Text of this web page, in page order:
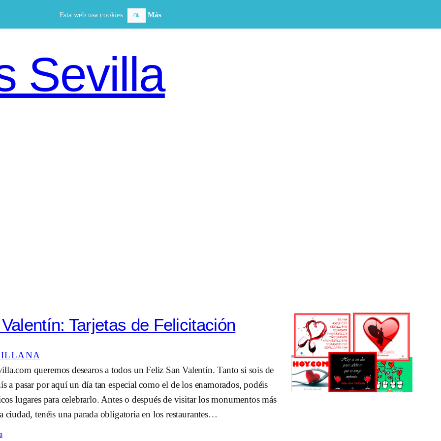
Sevilla
Tarjetas de Felicitación
queremos desearos a todos un Feliz San Valentín. Tanto si sois de
a pasar por aquí un día tan especial como el de los enamorados, podéis
lugares para celebrarlo. Antes o después de visitar los monumentos más
ciudad, tenéis una parada obligatoria en los restaurantes…
Esta web usa cookies Ok Más